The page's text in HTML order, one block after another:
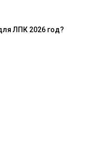
ЛПК 2026 год?